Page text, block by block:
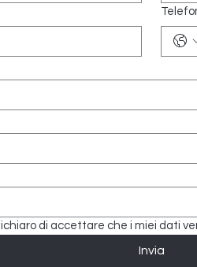
di accettare che i miei dati
Invia